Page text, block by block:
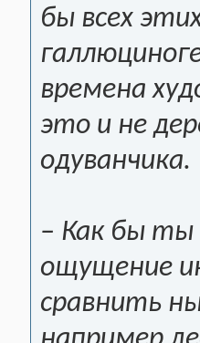
бы всех
времена
это и не
одуванчика.
– Как бы ты
ощущение
сравнить